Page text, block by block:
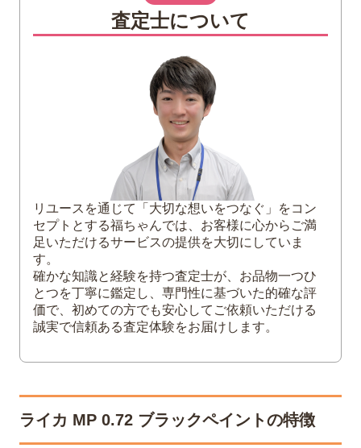
査定士について
リユースを通じて「大切な想いをつなぐ」をコン
セプトとする福ちゃんでは、お客様に心からご満
足いただけるサービスの提供を大切にしていま
す。
確かな知識と経験を持つ査定士が、お品物一つひ
とつを丁寧に鑑定し、専門性に基づいた的確な評
価で、初めての方でも安心してご依頼いただける
誠実で信頼ある査定体験をお届けします。
ライカ MP 0.72 ブラックペイントの特徴